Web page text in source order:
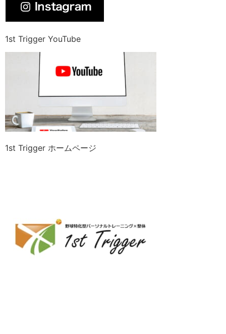
1st Trigger YouTube
1st Trigger ホームページ